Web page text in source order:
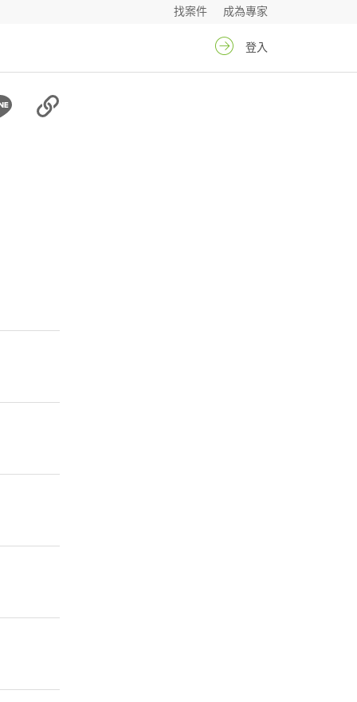
成為專家
找案件
登入